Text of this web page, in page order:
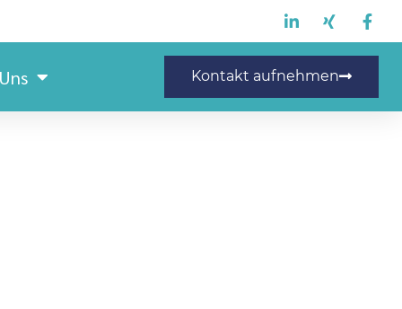
Kontakt aufnehmen